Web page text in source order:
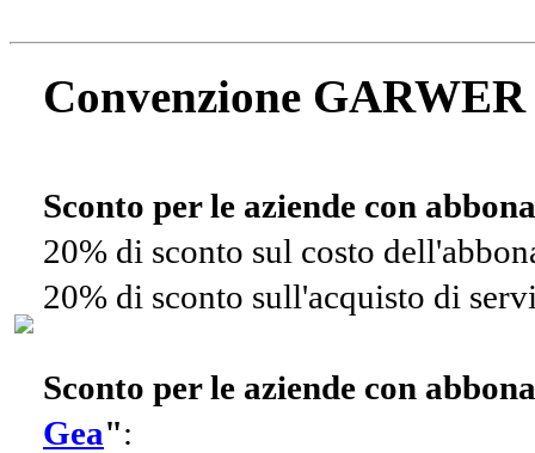
Convenzione
Sconto per le aziende con
20% di sconto sul costo
20% di sconto sull'acquisto di
Sconto per le aziende con
Gea":